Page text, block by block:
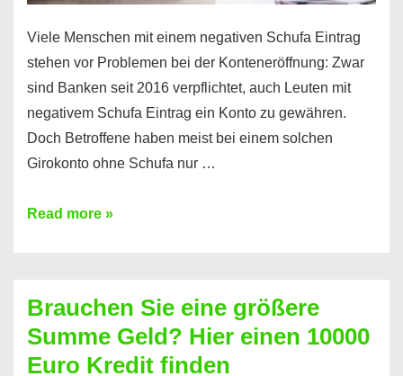
Viele Menschen mit einem negativen Schufa Eintrag
stehen vor Problemen bei der Konteneröffnung: Zwar
sind Banken seit 2016 verpflichtet, auch Leuten mit
negativem Schufa Eintrag ein Konto zu gewähren.
Doch Betroffene haben meist bei einem solchen
Girokonto ohne Schufa nur …
Günstiges
Geht
das
überhaupt?
Read more »
Brauchen Sie eine größere
Summe Geld? Hier einen 10000
Euro Kredit finden